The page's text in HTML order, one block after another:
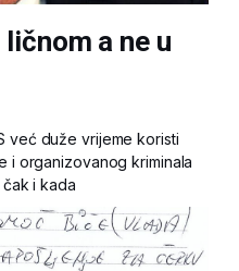
a ne u
već duže vrijeme koristi
i organizovanog kriminala
i kada